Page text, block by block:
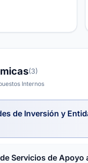
(3)
Internos
de Inversión y
Servicios de Apoyo